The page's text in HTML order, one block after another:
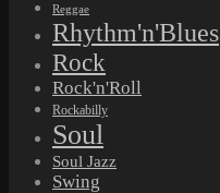
Reggae
Rhythm'n'Blues
Rock
Rock'n'Roll
Rockabilly
Soul
Soul Jazz
Swing